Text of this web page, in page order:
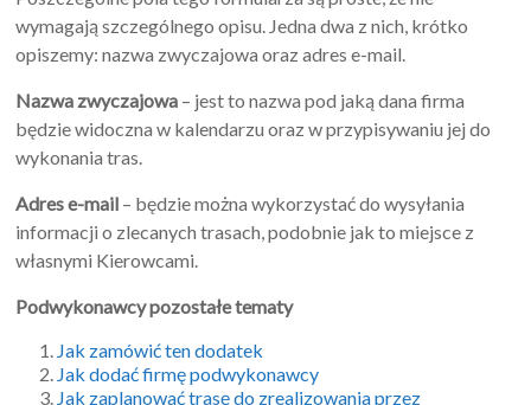
wymagają szczególnego opisu. Jedna dwa z nich, krótko
opiszemy: nazwa zwyczajowa oraz adres e-mail.
Nazwa zwyczajowa – jest to nazwa pod jaką dana firma
będzie widoczna w kalendarzu oraz w przypisywaniu jej do
wykonania tras.
Adres e-mail – będzie można wykorzystać do wysyłania
informacji o zlecanych trasach, podobnie jak to miejsce z
własnymi Kierowcami.
Podwykonawcy pozostałe tematy
Jak zamówić ten dodatek
Jak dodać firmę podwykonawcy
Jak zaplanować trasę do zrealizowania przez